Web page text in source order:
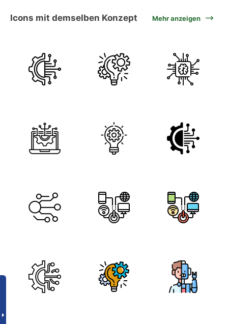
Icons mit demselben Konzept Mehr anzeigen